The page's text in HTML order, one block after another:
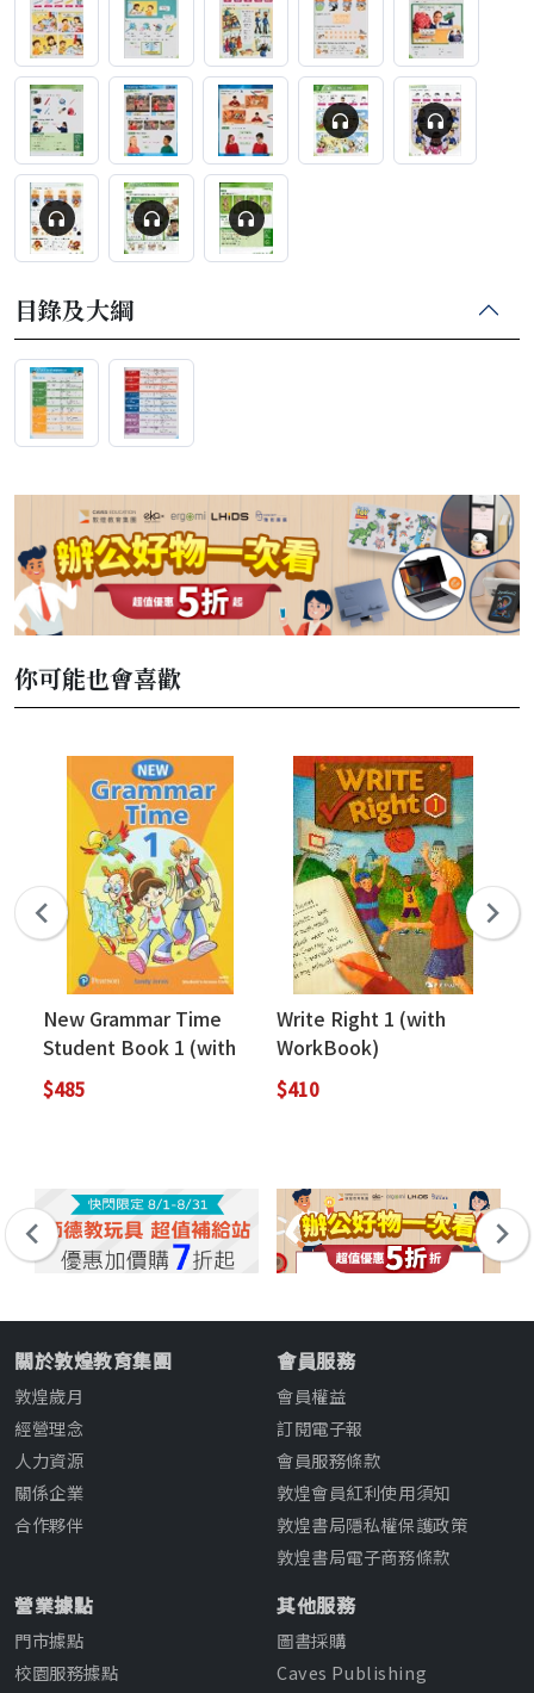
目錄及大綱
你可能也會喜歡
New Grammar Time
Student Book 1 (with
Access Code)
$485
Write Right 1 (with
WorkBook)
$410
關於敦煌教育集團
敦煌歲月
經營理念
人力資源
關係企業
合作夥伴
會員服務
會員權益
訂閱電子報
會員服務條款
敦煌會員紅利使用須知
敦煌書局隱私權保護政策
敦煌書局電子商務條款
營業據點
門市據點
校園服務據點
其他服務
圖書採購
Caves Publishing